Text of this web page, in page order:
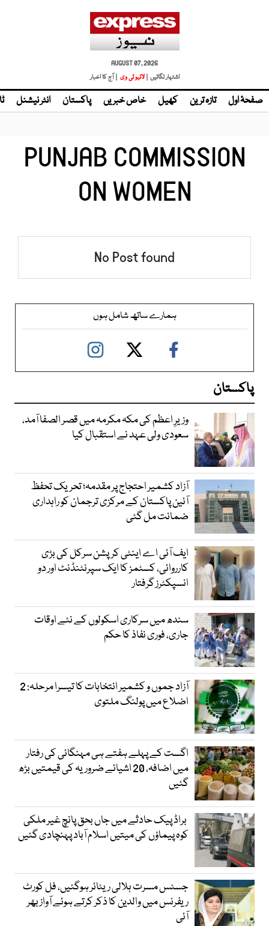
AUGUST 07, 2026
اشتہار لگائیں | لائیو ٹی وی | آج کا اخبار
صفحۂ اول تازہ ترین کھیل خاص خبریں پاکستان انٹر نیشنل
PUNJAB COMMISSION
ON WOMEN
No Post found
ہمارے ساتھ شامل ہوں
پاکستان
وزیرِ اعظم کی مکہ مکرمہ میں قصر الصفا آمد،
سعودی ولی عہد نے استقبال کیا
آزاد کشمیر احتجاج پر مقدمہ؛ تحریک تحفظ
آئین پاکستان کے مرکزی ترجمان کو راہداری
ضمانت مل گئی
ایف آئی اے اینٹی کرپشن سرکل کی بڑی
کارروائی، کسٹمز کا ایک سپرنٹنڈنٹ اور دو
انسپکٹرز گرفتار
سندھ میں سرکاری اسکولوں کے نئے اوقات
جاری، فوری نفاذ کا حکم
آزاد جموں و کشمیر انتخابات کا تیسرا مرحلہ: 2
اضلاع میں پولنگ ملتوی
اگست کے پہلے ہفتے ہی مہنگائی کی رفتار
میں اضافہ، 20 اشیائے ضروریہ کی قیمتیں بڑھ
گئیں
براڈ پیک حادثے میں جاں بحق پانچ غیر ملکی
کوہ پیماؤں کی میتیں اسلام آباد پہنچادی گئیں
جسٹس مسرت ہلالی ریٹائر ہوگئیں، فل کورٹ
ریفرنس میں والدین کا ذکر کرتے ہوئے آواز بھر
آئی